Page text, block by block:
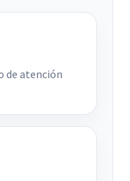
de atención